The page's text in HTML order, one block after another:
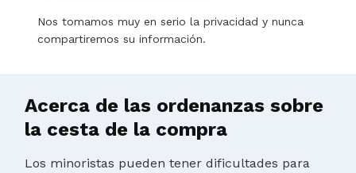
Nos tomamos muy en serio la privacidad y nunca
compartiremos su información.
Acerca de las ordenanzas sobre
la cesta de la compra
Los minoristas pueden tener dificultades para